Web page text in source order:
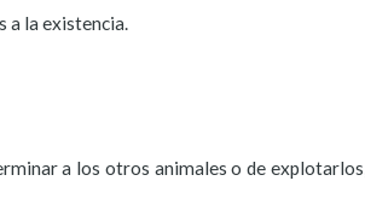
a la existencia.
a los otros animales o de